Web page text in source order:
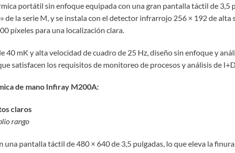
portátil sin enfoque equipada con una gran pantalla táctil de 3,5
de la serie M, y se instala con el detector infrarrojo 256 × 192 de
píxeles para una localización clara.
40 mK y alta velocidad de cuadro de 25 Hz, diseño sin enfoque y
satisfacen los requisitos de monitoreo de procesos y análisis de
de mano Infiray M200A:
claros
rango
una pantalla táctil de 480 × 640 de 3,5 pulgadas, lo que eleva la